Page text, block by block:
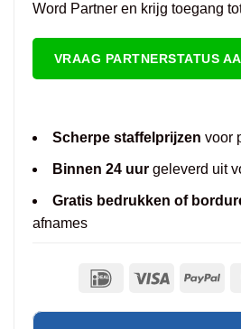
Word Partner en krijg toegang
VRAAG PARTNERSTATUS
Scherpe staffelprijzen voor
Binnen 24 uurgeleverd uit
Gratis bedrukken of
afnames